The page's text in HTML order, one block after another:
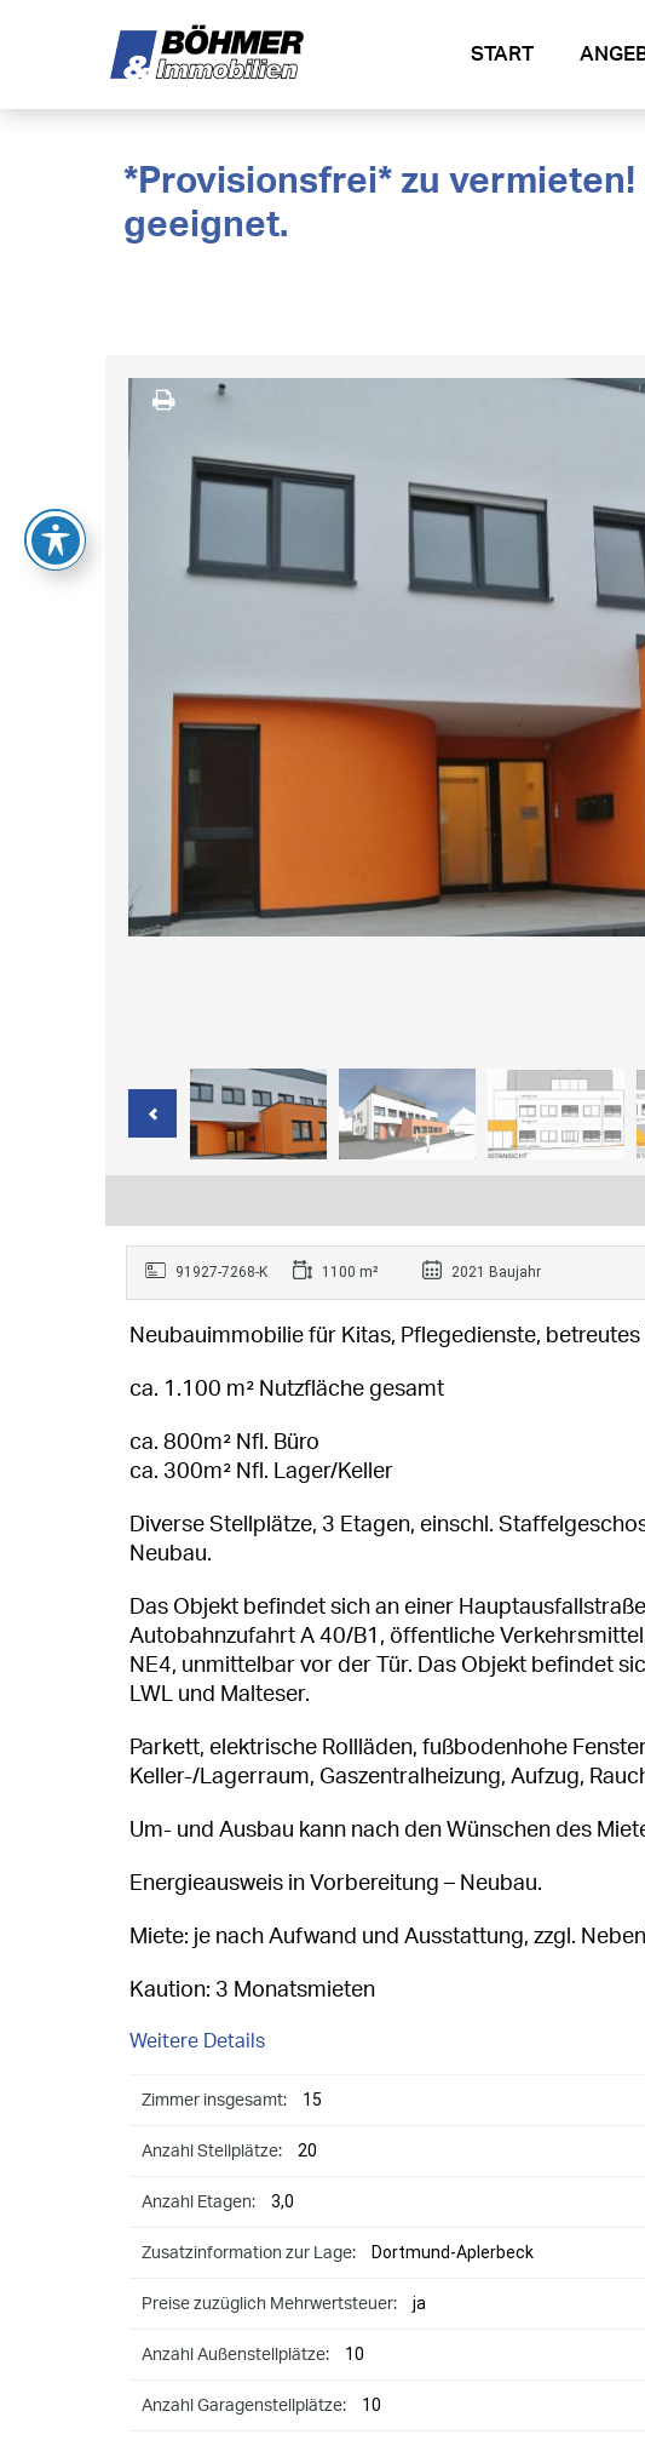
START
91927-7268-K 1100 m² 2021 Baujahr
Neubauimmobilie für Kitas, Pflegedienste,
ca. 1.100 m² Nutzfläche gesamt
ca. 800m² Nfl. Büro
ca. 300m² Nfl. Lager/Keller
Diverse Stellplätze, 3 Etagen, einschl.
Neubau.
Das Objekt befindet sich an einer
Autobahnzufahrt A 40/B1, öffentliche
NE4, unmittelbar vor der Tür. Das Objekt befindet
LWL und Malteser.
Parkett, elektrische Rollläden, fußbodenhohe
Keller-/Lagerraum, Gaszentralheizung, Aufzug,
Um- und Ausbau kann nach den Wünschen des
Energieausweis in Vorbereitung – Neubau.
Miete: je nach Aufwand und Ausstattung, zzgl.
Kaution: 3 Monatsmieten
Weitere Details
Zimmer insgesamt: 15
Anzahl Stellplätze: 20
Anzahl Etagen: 3,0
Zusatzinformation zur Lage: Dortmund-Aplerbeck
Preise zuzüglich Mehrwertsteuer: ja
Anzahl Außenstellplätze: 10
Anzahl Garagenstellplätze: 10